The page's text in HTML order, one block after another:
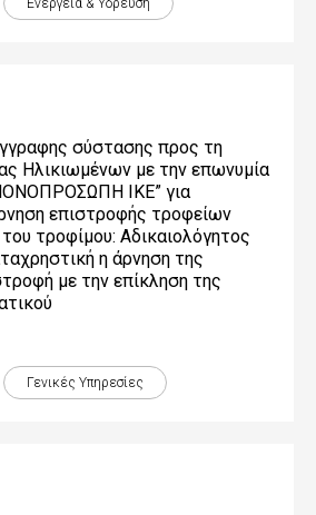
Ενέργεια & Ύδρευση
σύστασης προς τη
Ηλικιωμένων με την επωνυμία
ΙΚΕ” για
επιστροφής τροφείων
τροφίμου: Αδικαιολόγητος
η άρνηση της
με την επίκληση της
Γενικές Yπηρεσίες